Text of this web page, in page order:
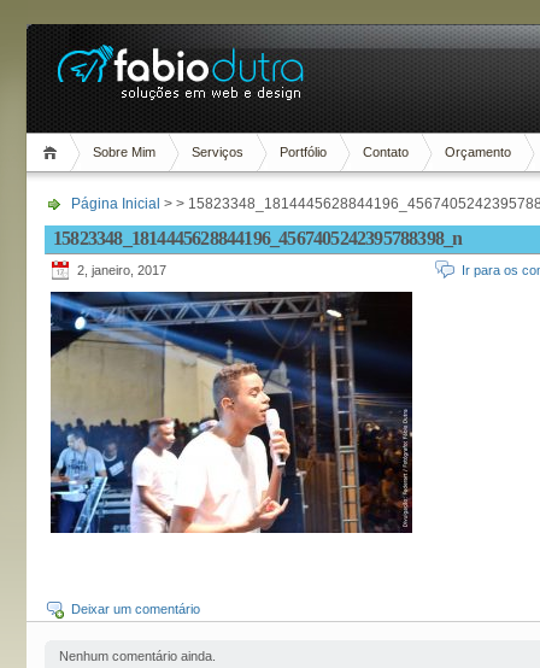
Sobre Mim Serviços Portfólio Contato Orçamento
Página Inicial > >
15823348_1814445628844196_4567405242395788398_n
2, janeiro, 2017 Ir para os
Deixar um comentário
Nenhum comentário ainda.